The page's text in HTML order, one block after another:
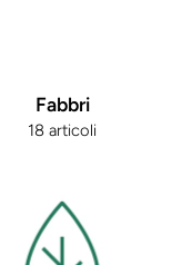
Fabbri
18 articoli